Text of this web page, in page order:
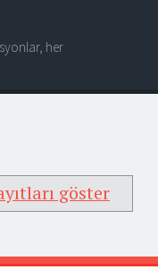
her
göster